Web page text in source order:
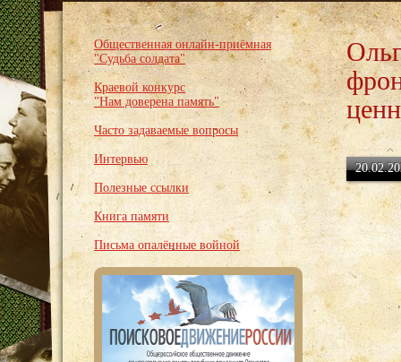
Общественная онлайн-приёмная
"Судьба солдата"
Краевой конкурс
"Нам доверена память"
Часто задаваемые вопросы
Интервью
Полезные ссылки
Книга памяти
Письма опалённые войной